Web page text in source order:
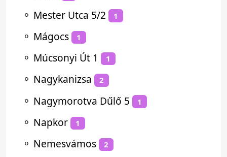
⚬ Mester Utca 5/2 1
⚬ Mágocs 1
⚬ Múcsonyi Út 1 1
⚬ Nagykanizsa 2
⚬ Nagymorotva Dűlő 5 1
⚬ Napkor 1
⚬ Nemesvámos 2